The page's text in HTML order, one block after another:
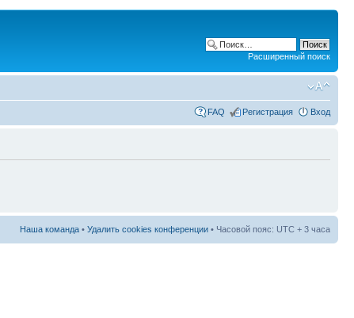
Расширенный поиск
FAQ Регистрация Вход
Наша команда • Удалить cookies конференции • Часовой пояс: UTC + 3 часа